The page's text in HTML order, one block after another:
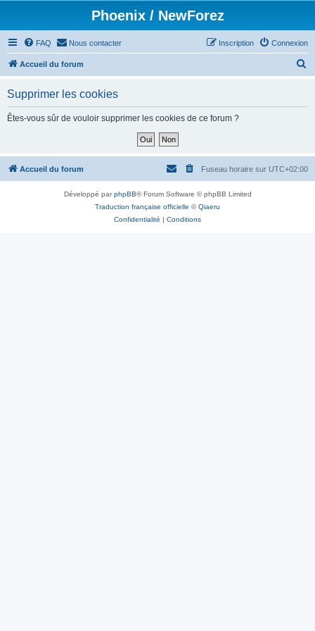
Phoenix / NewForez
FAQ Nous contacter Connexion
Inscription
Accueil du forum
h
Supprimer les cookies
Êtes-vous sûr de vouloir supprimer les cookies de ce forum ?
Accueil du forum Fuseau horaire sur UTC+02:00
Développé parphpBB® Forum Software © phpBB Limited
Traduction française officielle ©Qiaeru
Confidentialité | Conditions